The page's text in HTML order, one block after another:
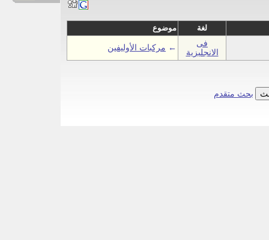
موضوع لغة
← مركبات الأوليفين
فى
الانجليزية
بحث متقدم